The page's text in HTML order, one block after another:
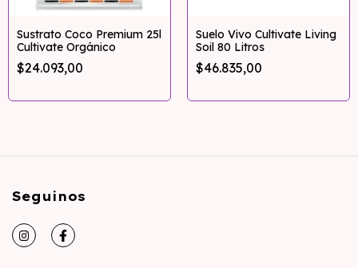
Sustrato Coco Premium 25l
Cultivate Orgánico
$24.093,00
Suelo Vivo Cultivate Living
Soil 80 Litros
$46.835,00
Seguinos